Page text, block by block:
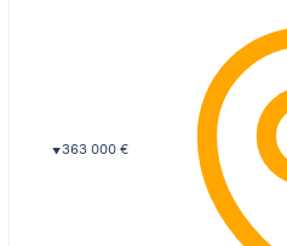
▼363 000 €